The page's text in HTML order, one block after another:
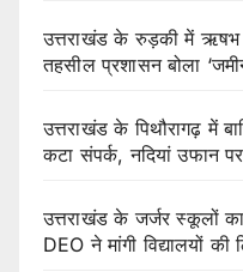
उत्तराखंड के रुड़की में
तहसील प्रशासन बोला
उत्तराखंड के पिथौरागढ़ में
कटा संपर्क, नदियां उफान
उत्तराखंड के जर्जर स्कूलों
DEO ने मांगी विद्यालयों की